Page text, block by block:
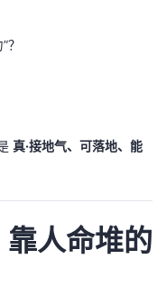
真·接地气、可落地、能
人命堆的